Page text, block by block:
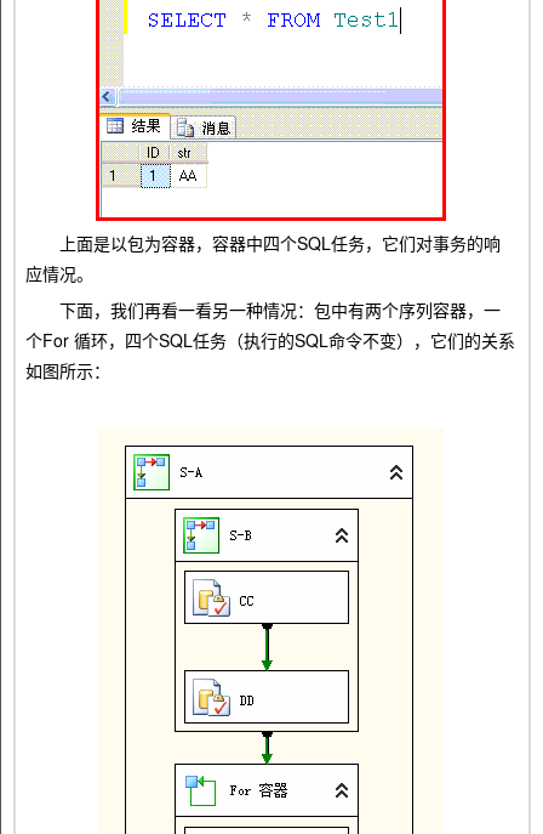
上面是以包为容器，容器中四个SQL任务，它们对事务的响
应情况。
下面，我们再看一看另一种情况：包中有两个序列容器，一
个For 循环，四个SQL任务（执行的SQL命令不变），它们的关系
如图所示：